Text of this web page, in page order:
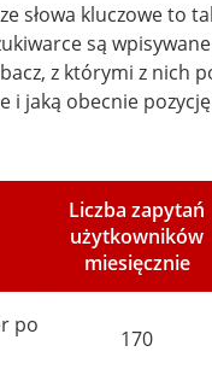
słowa kluczowe to
są
z którymi z nich
i jaką obecnie
Liczba zapytań
użytkowników
miesięcznie
po
170